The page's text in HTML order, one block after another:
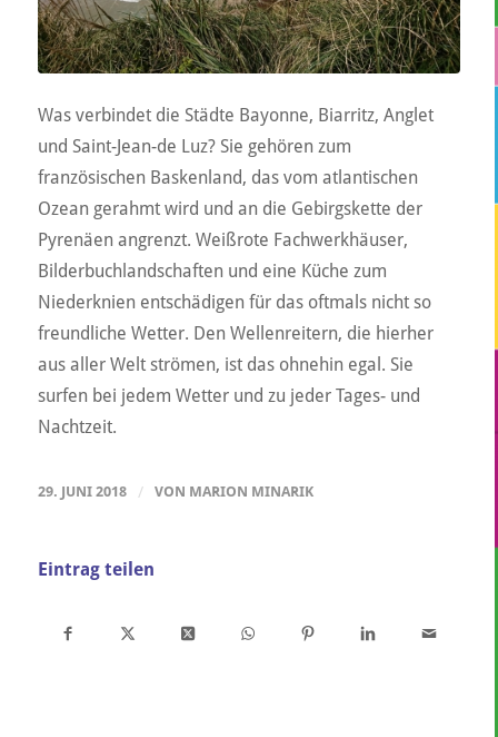
Was verbindet die Städte Bayonne, Biarritz, Anglet
und Saint-Jean-de Luz? Sie gehören zum
französischen Baskenland, das vom atlantischen
Ozean gerahmt wird und an die Gebirgskette der
Pyrenäen angrenzt. Weißrote Fachwerkhäuser,
Bilderbuchlandschaften und eine Küche zum
Niederknien entschädigen für das oftmals nicht so
freundliche Wetter. Den Wellenreitern, die hierher
aus aller Welt strömen, ist das ohnehin egal. Sie
surfen bei jedem Wetter und zu jeder Tages- und
Nachtzeit.
29. JUNI 2018 / VON MARION MINARIK
Eintrag teilen